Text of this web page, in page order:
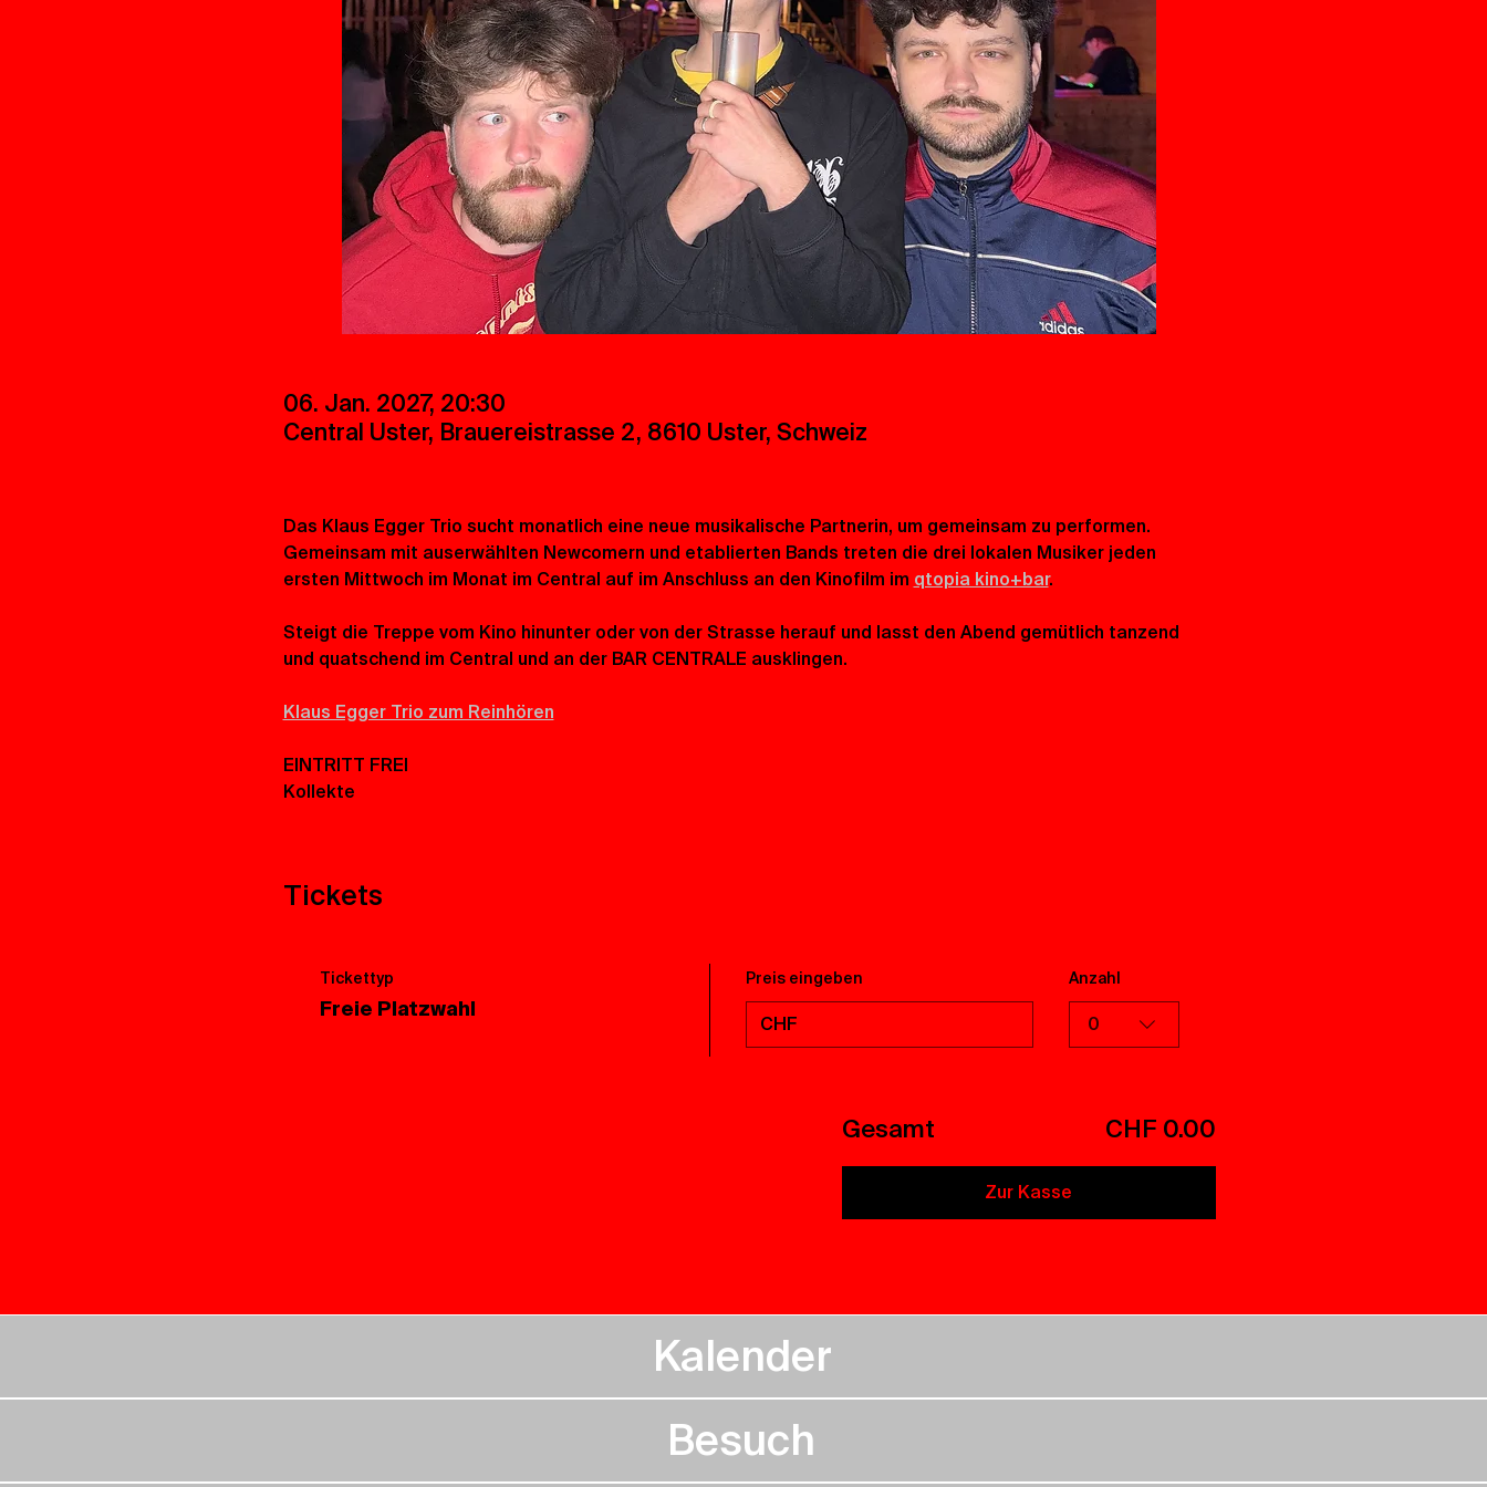
06. Jan. 2027, 20:30
Central Uster, Brauereistrasse 2, 8610 Uster, Schweiz
Das Klaus Egger Trio sucht monatlich eine neue musikalische Partnerin, um gemeinsam zu performen.
Gemeinsam mit auserwählten Newcomern und etablierten Bands treten die drei lokalen Musiker jeden
ersten Mittwoch im Monat im Central auf im Anschluss an den Kinofilm im qtopia kino+bar.
Steigt die Treppe vom Kino hinunter oder von der Strasse herauf und lasst den Abend gemütlich tanzend
und quatschend im Central und an der BAR CENTRALE ausklingen.
Klaus Egger Trio zum Reinhören
EINTRITT FREI
Kollekte
Tickets
Tickettyp
Freie Platzwahl
Preis eingeben
CHF
Anzahl
0
Gesamt CHF 0.00
Zur Kasse
Kalender
Besuch